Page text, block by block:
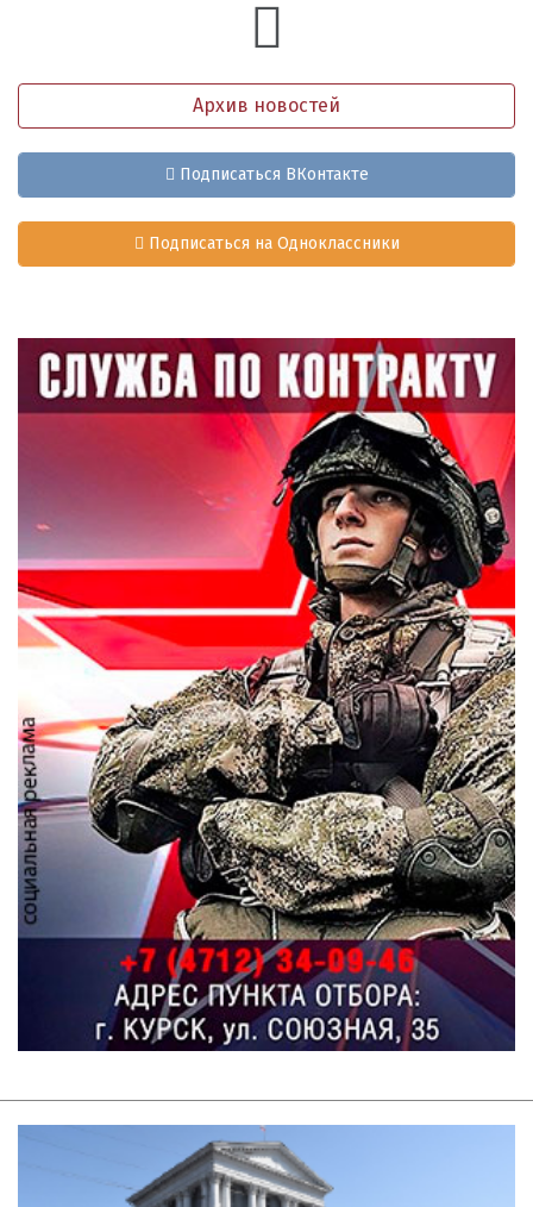
Архив новостей
Подписаться ВКонтакте
Подписаться на Одноклассники